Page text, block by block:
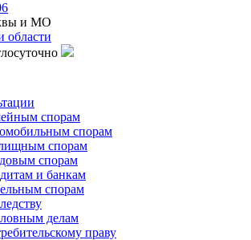
и МО
области
спорам
спорам
спорам
спорам
и банкам
спорам
делам
праву